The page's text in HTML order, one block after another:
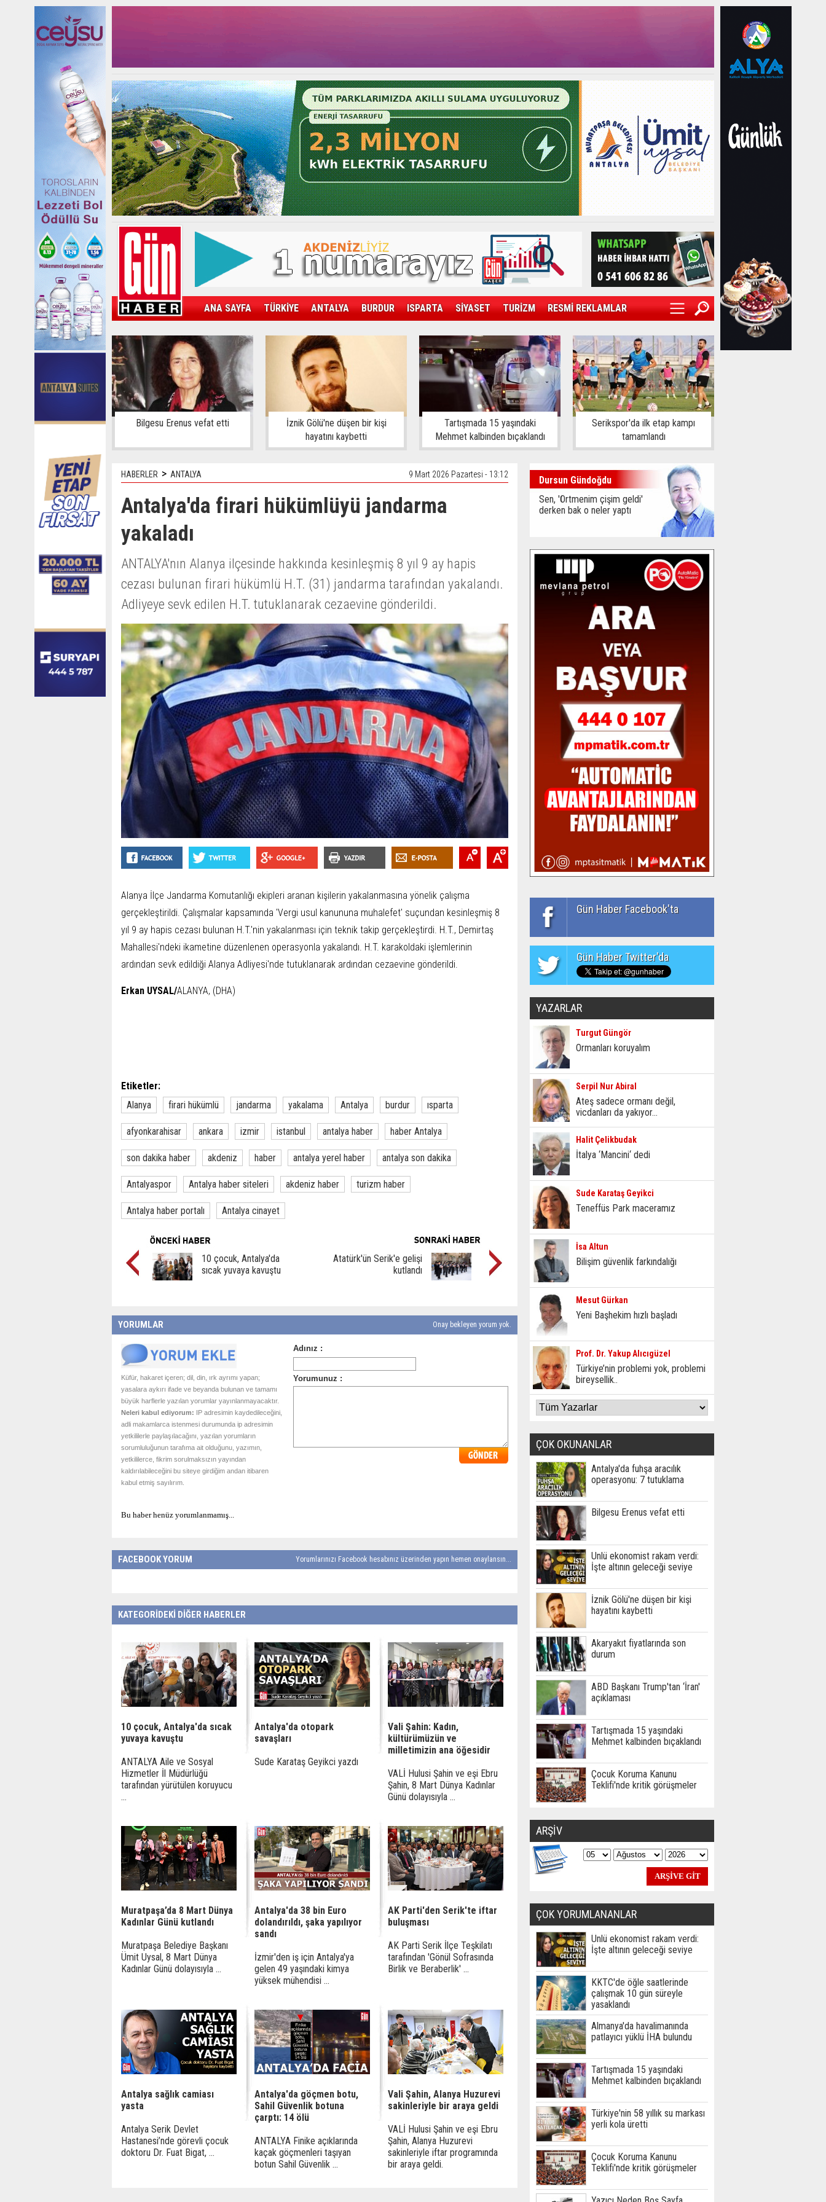
ANA SAYFA TÜRKİYE ANTALYA BURDUR ISPARTA SİYASET TURİZM RESMİ REKLAMLAR
KAMPÜS SPOR GÜN'ÜN ÜRÜNÜ SAĞLIK EKONOMİ DÜNYA
Bilgesu Erenus vefat etti
İznik Gölü'ne düşen bir kişi
hayatını kaybetti
Tartışmada 15 yaşındaki
Mehmet kalbinden bıçaklandı
Serikspor'da ilk etap kampı
tamamlandı
HABERLER > ANTALYA 9 Mart 2026 Pazartesi - 13:12
Antalya'da firari hükümlüyü jandarma
yakaladı
ANTALYA'nın Alanya ilçesinde hakkında kesinleşmiş 8 yıl 9 ay hapis
cezası bulunan firari hükümlü H.T. (31) jandarma tarafından yakalandı.
Adliyeye sevk edilen H.T. tutuklanarak cezaevine gönderildi.
Alanya İlçe Jandarma Komutanlığı ekipleri aranan kişilerin yakalanmasına yönelik çalışma
gerçekleştirildi. Çalışmalar kapsamında 'Vergi usul kanununa muhalefet' suçundan kesinleşmiş 8
yıl 9 ay hapis cezası bulunan H.T.'nin yakalanması için teknik takip gerçekleştirdi. H.T., Demirtaş
Mahallesi'ndeki ikametine düzenlenen operasyonla yakalandı. H.T. karakoldaki işlemlerinin
ardından sevk edildiği Alanya Adliyesi'nde tutuklanarak ardından cezaevine gönderildi.
Erkan UYSAL/ALANYA, (DHA)
Etiketler:
Alanya
firari hükümlü jandarma yakalama Antalya burdur ısparta
afyonkarahisar ankara izmir istanbul antalya haber haber Antalya
son dakika haber akdeniz haber antalya yerel haber antalya son dakika
Antalyaspor Antalya haber siteleri akdeniz haber turizm haber
Antalya haber portalı Antalya cinayet
10 çocuk, Antalya'da
sıcak yuvaya kavuştu
Atatürk'ün Serik'e gelişi
kutlandı
YORUMLAR Onay bekleyen yorum yok.
Küfür, hakaret içeren; dil, din, ırk ayrımı yapan;
yasalara aykırı ifade ve beyanda bulunan ve tamamı
büyük harflerle yazılan yorumlar yayınlanmayacaktır.
Neleri kabul ediyorum: IP adresimin kaydedileceğini,
adli makamlarca istenmesi durumunda ip adresimin
yetkililerle paylaşılacağını, yazılan yorumların
sorumluluğunun tarafıma ait olduğunu, yazımın,
yetkililerce, fikrim sorulmaksızın yayından
kaldırılabileceğini bu siteye girdiğim andan itibaren
kabul etmiş sayılırım.
Bu haber henüz yorumlanmamış...
FACEBOOK YORUM Yorumlarınızı Facebook hesabınız üzerinden yapın hemen onaylansın...
KATEGORİDEKİ DİĞER HABERLER
10 çocuk, Antalya'da sıcak
yuvaya kavuştu
ANTALYA Aile ve Sosyal
Hizmetler İl Müdürlüğü
tarafından yürütülen koruyucu
...
Antalya'da otopark
savaşları
Sude Karataş Geyikci yazdı
Vali Şahin: Kadın,
kültürümüzün ve
milletimizin ana öğesidir
VALİ Hulusi Şahin ve eşi Ebru
Şahin, 8 Mart Dünya Kadınlar
Günü dolayısıyla ...
Muratpaşa’da 8 Mart Dünya
Kadınlar Günü kutlandı
Muratpaşa Belediye Başkanı
Ümit Uysal, 8 Mart Dünya
Kadınlar Günü dolayısıyla ...
Antalya'da 38 bin Euro
dolandırıldı, şaka yapılıyor
sandı
İzmir'den iş için Antalya'ya
gelen 49 yaşındaki kimya
yüksek mühendisi ...
AK Parti'den Serik'te iftar
buluşması
AK Parti Serik İlçe Teşkilatı
tarafından 'Gönül Sofrasında
Birlik ve Beraberlik' ...
Antalya sağlık camiası
yasta
Antalya Serik Devlet
Hastanesi’nde görevli çocuk
doktoru Dr. Fuat Bigat, ...
Antalya'da göçmen botu,
Sahil Güvenlik botuna
çarptı: 14 ölü
ANTALYA Finike açıklarında
kaçak göçmenleri taşıyan
botun Sahil Güvenlik ...
Vali Şahin, Alanya Huzurevi
sakinleriyle bir araya geldi
VALİ Hulusi Şahin ve eşi Ebru
Şahin, Alanya Huzurevi
sakinleriyle iftar programında
bir araya geldi.
Dursun Gündoğdu
Sen, 'Örtmenim çişim geldi'
derken bak o neler yaptı
Gün Haber Facebook'ta
Gün Haber Twitter'da
YAZARLAR
Turgut Güngör
Ormanları koruyalım
Serpil Nur Abiral
Ateş sadece ormanı değil,
vicdanları da yakıyor...
Halit Çelikbudak
İtalya ‘Mancini‘ dedi
Sude Karataş Geyikci
Teneffüs Park maceramız
İsa Altun
Bilişim güvenlik farkındalığı
Mesut Gürkan
Yeni Başhekim hızlı başladı
Prof. Dr. Yakup Alıcıgüzel
Türkiye’nin problemi yok, problemi
bireysellik..
ÇOK OKUNANLAR
Antalya'da fuhşa aracılık
operasyonu: 7 tutuklama
Bilgesu Erenus vefat etti
Ünlü ekonomist rakam verdi:
İşte altının geleceği seviye
İznik Gölü'ne düşen bir kişi
hayatını kaybetti
Akaryakıt fiyatlarında son
durum
ABD Başkanı Trump'tan ‘İran'
açıklaması
Tartışmada 15 yaşındaki
Mehmet kalbinden bıçaklandı
Çocuk Koruma Kanunu
Teklifi'nde kritik görüşmeler
ARŞİV
ÇOK YORUMLANANLAR
Ünlü ekonomist rakam verdi:
İşte altının geleceği seviye
KKTC'de öğle saatlerinde
çalışmak 10 gün süreyle
yasaklandı
Almanya'da havalimanında
patlayıcı yüklü İHA bulundu
Tartışmada 15 yaşındaki
Mehmet kalbinden bıçaklandı
Türkiye'nin 58 yıllık su markası
yerli kola üretti
Çocuk Koruma Kanunu
Teklifi'nde kritik görüşmeler